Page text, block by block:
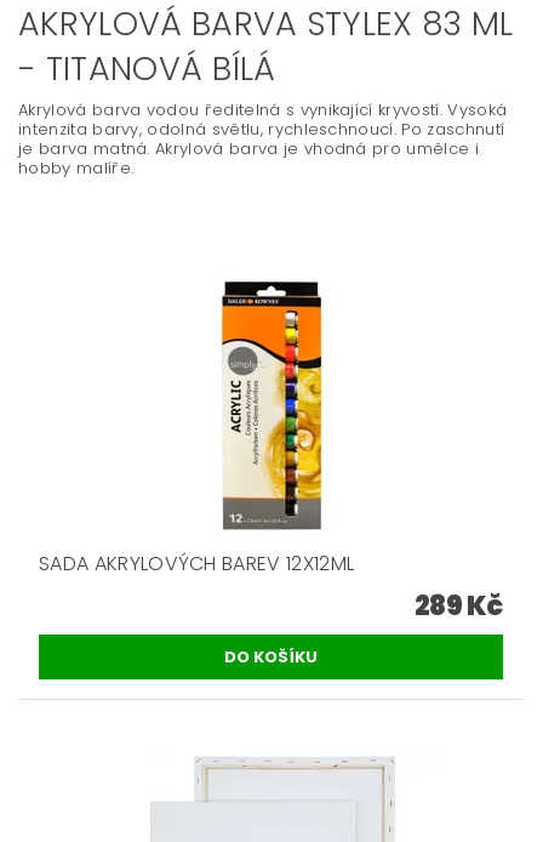
AKRYLOVÁ BARVA STYLEX 83 ML
- TITANOVÁ BÍLÁ
Akrylová barva vodou ředitelná s vynikající kryvostí. Vysoká
intenzita barvy, odolná světlu, rychleschnoucí. Po zaschnutí
je barva matná. Akrylová barva je vhodná pro umělce i
hobby malíře.
SADA AKRYLOVÝCH BAREV 12X12ML
289 Kč